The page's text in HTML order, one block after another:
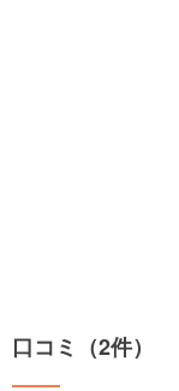
口コミ（2件）